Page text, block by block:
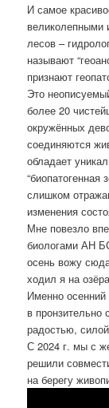
И самое
великолепными
лесов –
называют
признают
Это
более 20
окружённых
соединяются
обладает
“биопатогенная
слишком
изменения
Мне повезло
биологами АН
осень вожу
ходил я на
Именно осенний
в пронзительно
радостью,
С 2024 г. мы с
решили
на берегу